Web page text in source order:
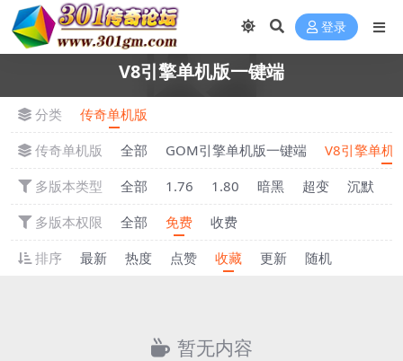
登录
V8引擎单机版一键端
分类
传奇单机版
传奇单机版
全部 GOM引擎单机版一键端
V8引擎单机
多版本类型
全部 1.76 1.80 暗黑 超变 沉默
多版本权限
全部 免费
收费
排序
最新 热度 点赞 收藏 更新 随机
暂无内容